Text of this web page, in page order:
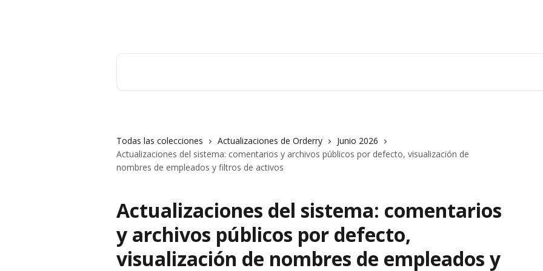
Todas las colecciones Actualizaciones de Orderry
Junio 2026
Actualizaciones del sistema: comentarios y archivos públicos por defecto, visualización de
nombres de empleados y filtros de activos
Actualizaciones del sistema: comentarios
y archivos públicos por defecto,
visualización de nombres de empleados y